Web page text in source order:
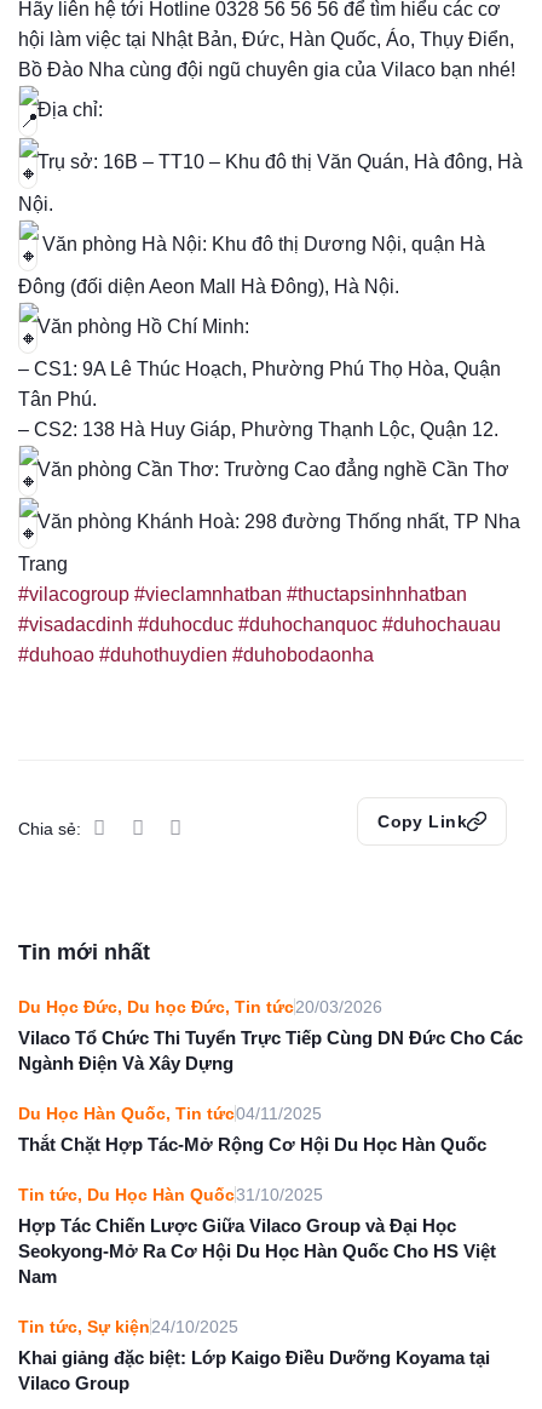
Hãy liên hệ tới Hotline 0328 56 56 56 để tìm hiểu các cơ
hội làm việc tại Nhật Bản, Đức, Hàn Quốc, Áo, Thụy Điển,
Bồ Đào Nha cùng đội ngũ chuyên gia của Vilaco bạn nhé!
Địa chỉ:
Trụ sở: 16B – TT10 – Khu đô thị Văn Quán, Hà đông, Hà
Nội.
Văn phòng Hà Nội: Khu đô thị Dương Nội, quận Hà
Đông (đối diện Aeon Mall Hà Đông), Hà Nội.
Văn phòng Hồ Chí Minh:
– CS1: 9A Lê Thúc Hoạch, Phường Phú Thọ Hòa, Quận
Tân Phú.
– CS2: 138 Hà Huy Giáp, Phường Thạnh Lộc, Quận 12.
Văn phòng Cần Thơ: Trường Cao đẳng nghề Cần Thơ
Văn phòng Khánh Hoà: 298 đường Thống nhất, TP Nha
Trang
#vilacogroup #vieclamnhatban #thuctapsinhnhatban
#visadacdinh #duhocduc #duhochanquoc #duhochauau
#duhoao #duhothuydien #duhobodaonha
Chia sẻ: Copy Link
Tin mới nhất
Du Học Đức, Du học Đức, Tin tức20/03/2026
Vilaco Tổ Chức Thi Tuyển Trực Tiếp Cùng DN Đức Cho Các
Ngành Điện Và Xây Dựng
Du Học Hàn Quốc, Tin tức04/11/2025
Thắt Chặt Hợp Tác-Mở Rộng Cơ Hội Du Học Hàn Quốc
Tin tức, Du Học Hàn Quốc31/10/2025
Hợp Tác Chiến Lược Giữa Vilaco Group và Đại Học
Seokyong-Mở Ra Cơ Hội Du Học Hàn Quốc Cho HS Việt
Nam
Tin tức, Sự kiện24/10/2025
Khai giảng đặc biệt: Lớp Kaigo Điều Dưỡng Koyama tại
Vilaco Group